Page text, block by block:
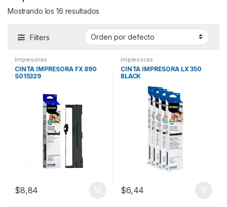
Mostrando los 16 resultados
Filters
Impresoras
CINTA IMPRESORA FX 890
S015329
$8,84
Impresoras
CINTA IMPRESORA LX 350
BLACK
$6,44